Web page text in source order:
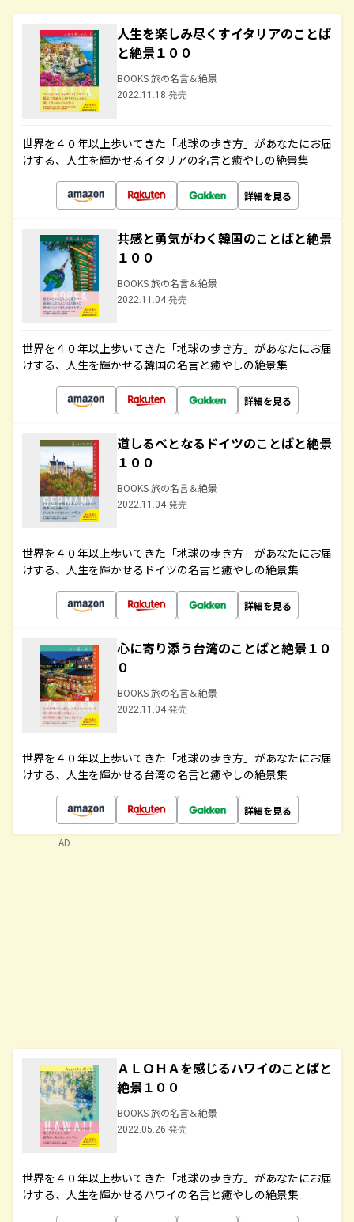
人生を楽しみ尽くすイタリアのことば
と絶景１００
BOOKS 旅の名言＆絶景
2022.11.18 発売
世界を４０年以上歩いてきた「地球の歩き方」があなたにお届
けする、人生を輝かせるイタリアの名言と癒やしの絶景集
詳細を見る
共感と勇気がわく韓国のことばと絶景
１００
BOOKS 旅の名言＆絶景
2022.11.04 発売
世界を４０年以上歩いてきた「地球の歩き方」があなたにお届
けする、人生を輝かせる韓国の名言と癒やしの絶景集
詳細を見る
道しるべとなるドイツのことばと絶景
１００
BOOKS 旅の名言＆絶景
2022.11.04 発売
世界を４０年以上歩いてきた「地球の歩き方」があなたにお届
けする、人生を輝かせるドイツの名言と癒やしの絶景集
詳細を見る
心に寄り添う台湾のことばと絶景１０
０
BOOKS 旅の名言＆絶景
2022.11.04 発売
世界を４０年以上歩いてきた「地球の歩き方」があなたにお届
けする、人生を輝かせる台湾の名言と癒やしの絶景集
詳細を見る
ＡＬＯＨＡを感じるハワイのことばと
絶景１００
BOOKS 旅の名言＆絶景
2022.05.26 発売
世界を４０年以上歩いてきた「地球の歩き方」があなたにお届
けする、人生を輝かせるハワイの名言と癒やしの絶景集
AD